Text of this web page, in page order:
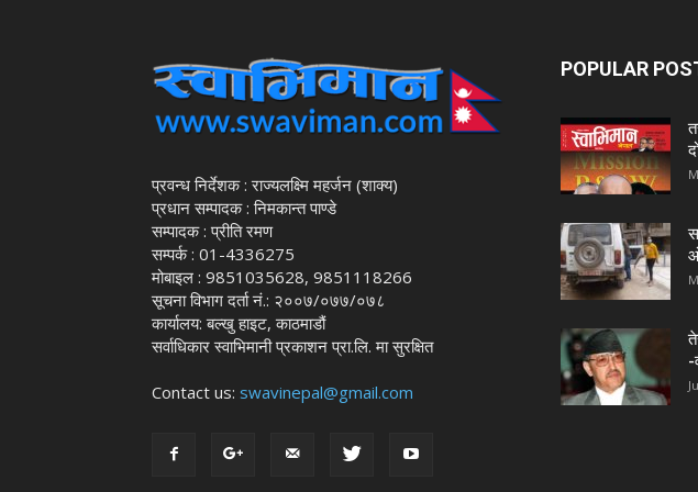
प्रवन्ध निर्देशक : राज्यलक्ष्मि महर्जन (शाक्य)
प्रधान सम्पादक : निमकान्त पाण्डे
सम्पादक : प्रीति रमण
सम्पर्क : 01-4336275
मोबाइल : 9851035628, 9851118266
सूचना विभाग दर्ता नं.: २००७/०७७/०७८
कार्यालय: बल्खु हाइट, काठमाडौं
सर्वाधिकार स्वाभिमानी प्रकाशन प्रा.लि. मा सुरक्षित
Contact us: swavinepal@gmail.com
POPULAR
-